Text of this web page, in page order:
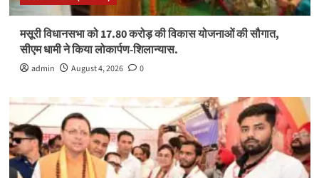
मसूरी विधानसभा को 17.80 करोड़ की विकास योजनाओं की सौगात,
सीएम धामी ने किया लोकार्पण-शिलान्यास.
admin August 4, 2026 0